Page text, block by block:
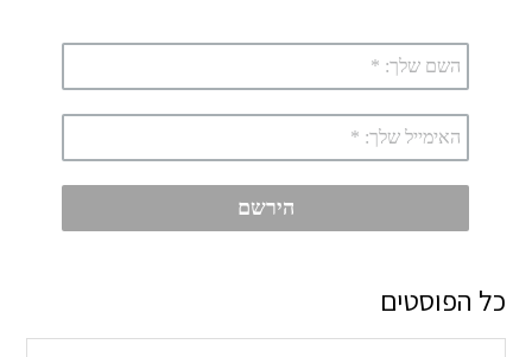
כל הפוסטים